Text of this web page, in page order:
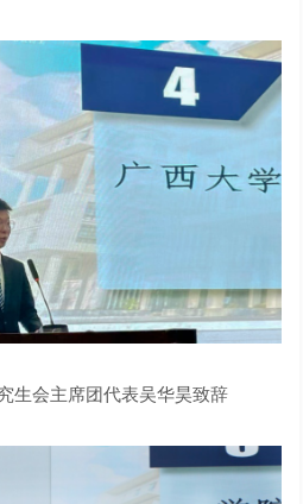
生会主席团代表吴华昊致辞